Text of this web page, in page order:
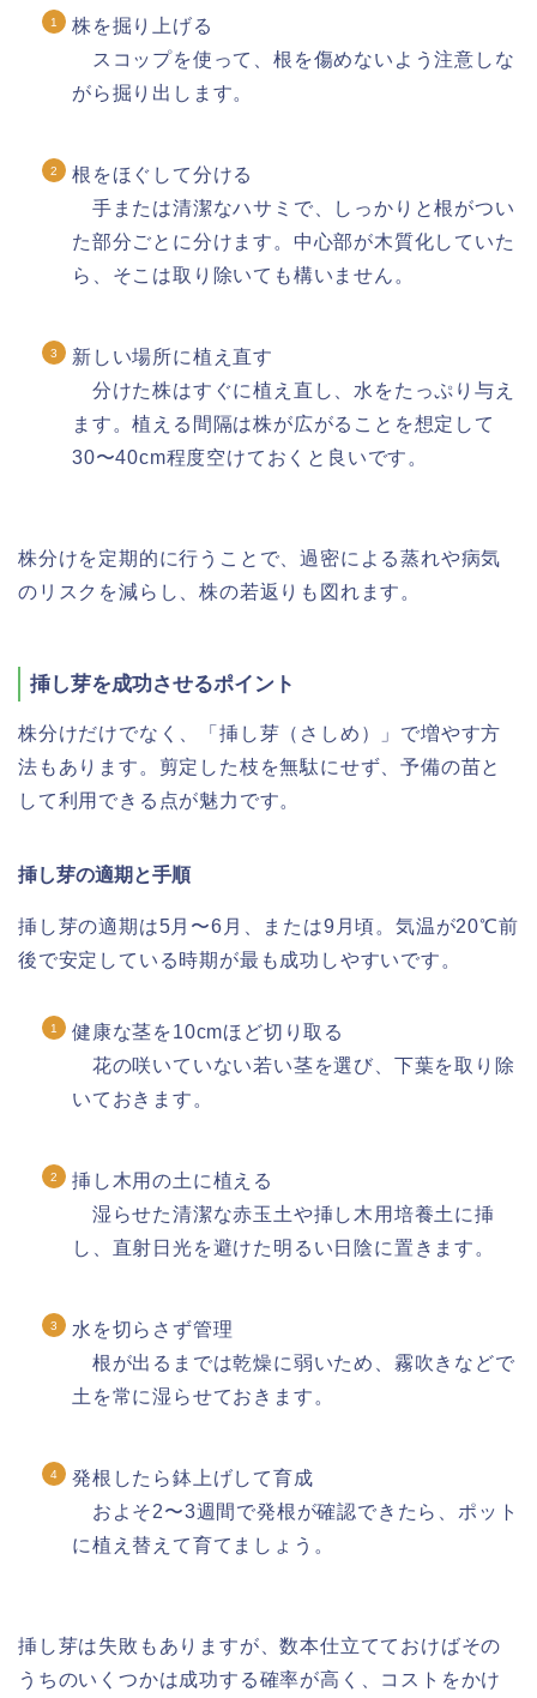
株を掘り上げる
スコップを使って、根を傷めないよう注意しな
がら掘り出します。
根をほぐして分ける
手または清潔なハサミで、しっかりと根がつい
た部分ごとに分けます。中心部が木質化していた
ら、そこは取り除いても構いません。
新しい場所に植え直す
分けた株はすぐに植え直し、水をたっぷり与え
ます。植える間隔は株が広がることを想定して
30〜40cm程度空けておくと良いです。
株分けを定期的に行うことで、過密による蒸れや病気
のリスクを減らし、株の若返りも図れます。
挿し芽を成功させるポイント
株分けだけでなく、「挿し芽（さしめ）」で増やす方
法もあります。剪定した枝を無駄にせず、予備の苗と
して利用できる点が魅力です。
挿し芽の適期と手順
挿し芽の適期は5月〜6月、または9月頃。気温が20℃前
後で安定している時期が最も成功しやすいです。
健康な茎を10cmほど切り取る
花の咲いていない若い茎を選び、下葉を取り除
いておきます。
挿し木用の土に植える
湿らせた清潔な赤玉土や挿し木用培養土に挿
し、直射日光を避けた明るい日陰に置きます。
水を切らさず管理
根が出るまでは乾燥に弱いため、霧吹きなどで
土を常に湿らせておきます。
発根したら鉢上げして育成
およそ2〜3週間で発根が確認できたら、ポット
に植え替えて育てましょう。
挿し芽は失敗もありますが、数本仕立てておけばその
うちのいくつかは成功する確率が高く、コストをかけ